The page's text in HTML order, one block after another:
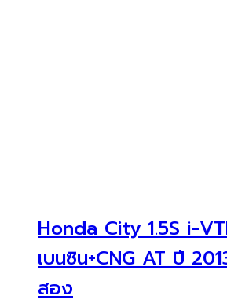
Honda City 1.5S i-
เบนซิน+CNG AT ปี
สอง